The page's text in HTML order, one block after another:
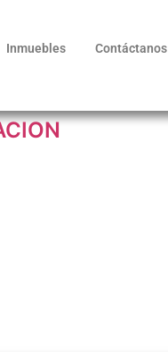
Inmuebles Contáctanos